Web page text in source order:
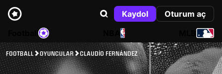
Kaydol
Oturum aç
NBA
FOOTBALL OYUNCULAR CLAUDIO FERNÁNDEZ